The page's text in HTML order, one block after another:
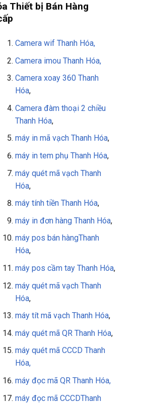
Thiết bị Bán Hàng
Camera wif Thanh Hóa,
Camera imou Thanh Hóa,
Camera xoay 360 Thanh
Hóa,
Camera đàm thoại 2 chiều
Thanh Hóa,
máy in mã vạch Thanh Hóa,
máy in tem phụ Thanh Hóa,
máy quét mã vạch Thanh
Hóa,
máy tính tiền Thanh Hóa,
máy in đơn hàng Thanh Hóa,
máy pos bán hàngThanh
Hóa,
máy pos cầm tay Thanh Hóa,
máy quét mã vạch Thanh
Hóa,
máy tít mã vạch Thanh Hóa,
máy quét mã QR Thanh Hóa,
máy quét mã CCCD Thanh
Hóa,
máy đọc mã QR Thanh Hóa,
máy đọc mã CCCDThanh